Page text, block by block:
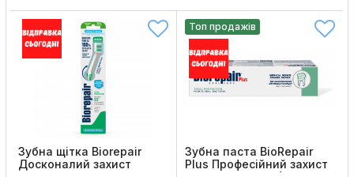
Зубна щітка Biorepair
Досконалий захист
Топ продажів
Зубна паста BioRepair
Plus Професійний захист